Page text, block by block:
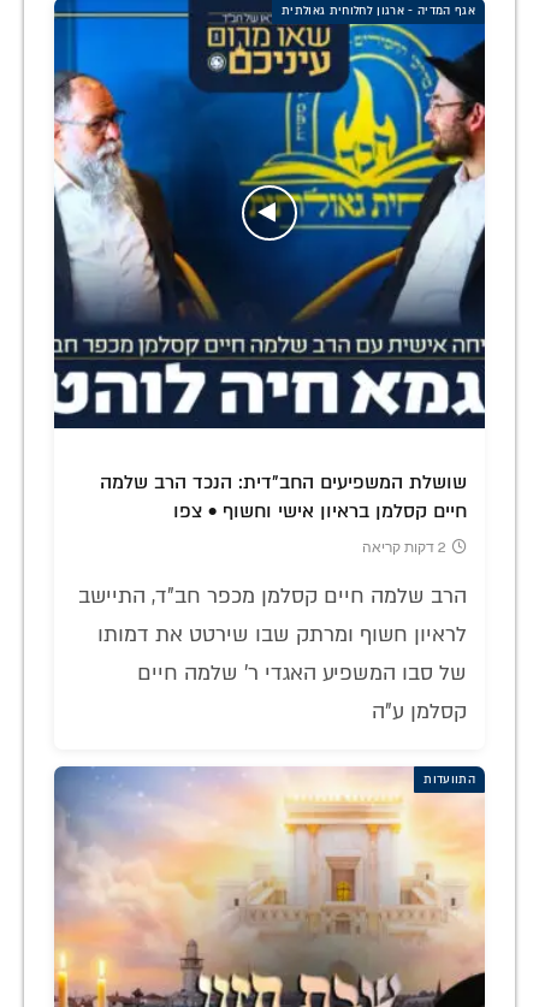
אגף המדיה - ארגון לחלוחית גאולתית
שושלת המשפיעים החב"דית: הנכד הרב שלמה
חיים קסלמן בראיון אישי וחשוף • צפו
2 דקות קריאה
הרב שלמה חיים קסלמן מכפר חב"ד, התיישב
לראיון חשוף ומרתק שבו שירטט את דמותו
של סבו המשפיע האגדי ר' שלמה חיים
קסלמן ע"ה
התוועדות